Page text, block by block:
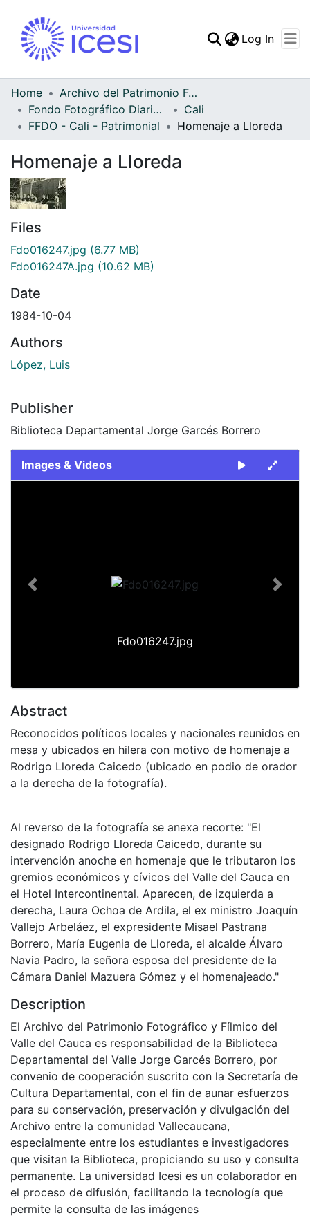
Statistics
Log In
Home
Archivo del Patrimonio Fotográfico y Fílmico del Valle del Cauca
Fondo Fotográfico Diario Occidente
Cali
FFDO - Cali - Patrimonial
Homenaje a Lloreda
Homenaje a Lloreda
Files
Fdo016247.jpg (6.77 MB)
Fdo016247A.jpg (10.62 MB)
Date
1984-10-04
Authors
López, Luis
Publisher
Biblioteca Departamental Jorge Garcés Borrero
Images & Videos
Fdo016247.jpg
Previous Next
Abstract
Reconocidos políticos locales y nacionales reunidos en
mesa y ubicados en hilera con motivo de homenaje a
Rodrigo Lloreda Caicedo (ubicado en podio de orador
a la derecha de la fotografía).
Al reverso de la fotografía se anexa recorte: "El
designado Rodrigo Lloreda Caicedo, durante su
intervención anoche en homenaje que le tributaron los
gremios económicos y cívicos del Valle del Cauca en
el Hotel Intercontinental. Aparecen, de izquierda a
derecha, Laura Ochoa de Ardila, el ex ministro Joaquín
Vallejo Arbeláez, el expresidente Misael Pastrana
Borrero, María Eugenia de Lloreda, el alcalde Álvaro
Navia Padro, la señora esposa del presidente de la
Cámara Daniel Mazuera Gómez y el homenajeado."
Description
El Archivo del Patrimonio Fotográfico y Fílmico del
Valle del Cauca es responsabilidad de la Biblioteca
Departamental del Valle Jorge Garcés Borrero, por
convenio de cooperación suscrito con la Secretaría de
Cultura Departamental, con el fin de aunar esfuerzos
para su conservación, preservación y divulgación del
Archivo entre la comunidad Vallecaucana,
especialmente entre los estudiantes e investigadores
que visitan la Biblioteca, propiciando su uso y consulta
permanente. La universidad Icesi es un colaborador en
el proceso de difusión, facilitando la tecnología que
permite la consulta de las imágenes